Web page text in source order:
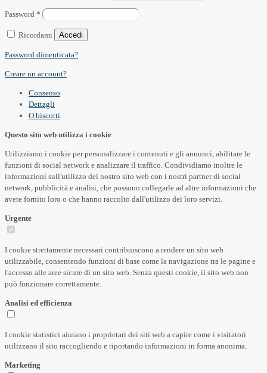
Password *
Ricordami Accedi
Password dimenticata?
Creare un account?
Consenso
Dettagli
O biscotti
Questo sito web utilizza i cookie
Utilizziamo i cookie per personalizzare i contenuti e gli annunci, abilitare le
funzioni di social network e analizzare il traffico. Condividiamo inoltre le
informazioni sull'utilizzo del nostro sito web con i nostri partner di social
network, pubblicità e analisi, che possono collegarle ad altre informazioni che
avete fornito loro o che hanno raccolto dall'utilizzo dei loro servizi.
Urgente
I cookie strettamente necessari contribuiscono a rendere un sito web
utilizzabile, consentendo funzioni di base come la navigazione tra le pagine e
l'accesso alle aree sicure di un sito web. Senza questi cookie, il sito web non
può funzionare correttamente.
Analisi ed efficienza
I cookie statistici aiutano i proprietari dei siti web a capire come i visitatori
utilizzano il sito raccogliendo e riportando informazioni in forma anonima.
Marketing